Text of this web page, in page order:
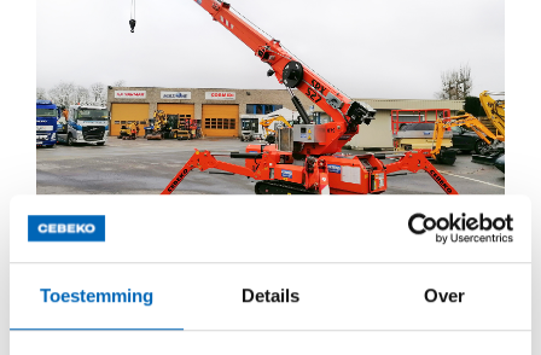
Toestemming Details Over
Jekko SPX 527